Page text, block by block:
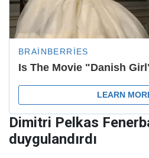
Dimitri Pelkas
duygulandırdı